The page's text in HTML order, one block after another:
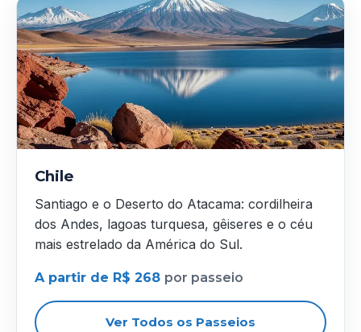
Chile
Santiago e o Deserto do Atacama: cordilheira
dos Andes, lagoas turquesa, gêiseres e o céu
mais estrelado da América do Sul.
A partir de R$ 268 por passeio
Ver Todos os Passeios